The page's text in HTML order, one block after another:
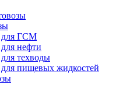
для ГСМ
нефти
техводы
пищевых жидкостей